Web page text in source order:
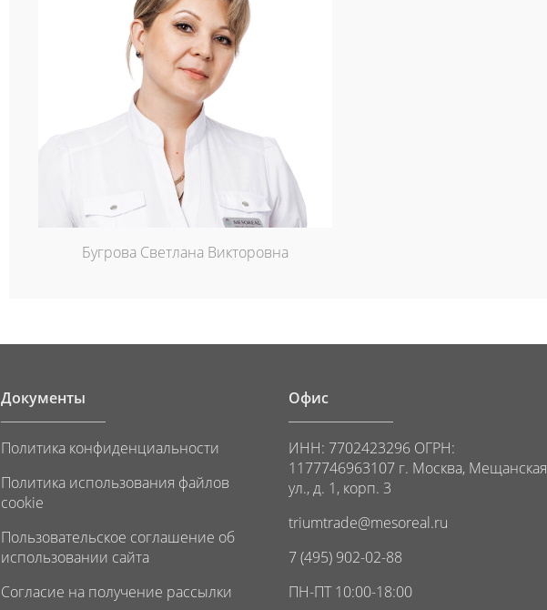
Бугрова Светлана Викторовна
Документы
Политика конфиденциальности
Политика использования файлов
cookie
Пользовательское соглашение об
использовании сайта
Согласие на получение рассылки
Офис
ИНН: 7702423296 ОГРН:
1177746963107 г. Москва, Мещанская
ул., д. 1, корп. 3
triumtrade@mesoreal.ru
7 (495) 902-02-88
ПН-ПТ 10:00-18:00